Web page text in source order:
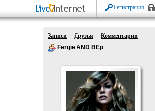
Регистрация
Записи Друзья
Комментарии
Fergie AND BEp